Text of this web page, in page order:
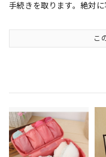
手続きを取ります。絶対に
こ